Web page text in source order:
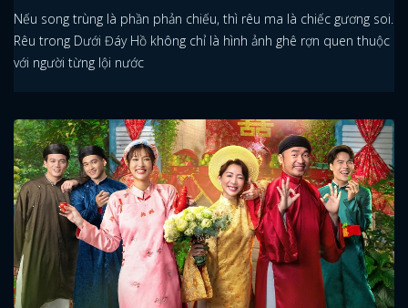
Nếu song trùng là phần phản chiếu, thì rêu ma là chiếc gương soi.
Rêu trong Dưới Đáy Hồ không chỉ là hình ảnh ghê rợn quen thuộc
với người từng lội nước